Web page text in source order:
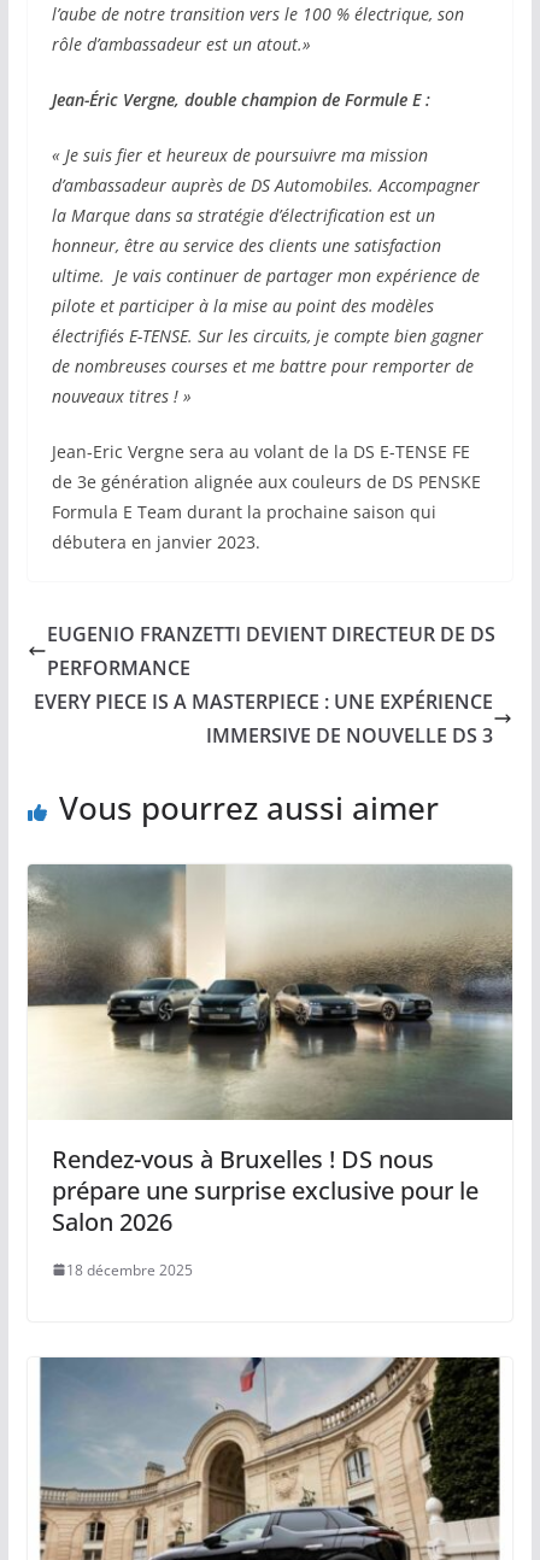
l’aube de notre transition vers le 100 % électrique, son
rôle d’ambassadeur est un atout.»
Jean-Éric Vergne, double champion de Formule E :
« Je suis fier et heureux de poursuivre ma mission
d’ambassadeur auprès de DS Automobiles. Accompagner
la Marque dans sa stratégie d’électrification est un
honneur, être au service des clients une satisfaction
ultime. Je vais continuer de partager mon expérience de
pilote et participer à la mise au point des modèles
électrifiés E-TENSE. Sur les circuits, je compte bien gagner
de nombreuses courses et me battre pour remporter de
nouveaux titres ! »
Jean-Eric Vergne sera au volant de la DS E-TENSE FE
de 3e génération alignée aux couleurs de DS PENSKE
Formula E Team durant la prochaine saison qui
débutera en janvier 2023.
EUGENIO FRANZETTI DEVIENT DIRECTEUR DE DS
PERFORMANCE
EVERY PIECE IS A MASTERPIECE : UNE EXPÉRIENCE
IMMERSIVE DE NOUVELLE DS 3
Vous pourrez aussi aimer
Rendez-vous à Bruxelles ! DS nous
prépare une surprise exclusive pour le
Salon 2026
18 décembre 2025